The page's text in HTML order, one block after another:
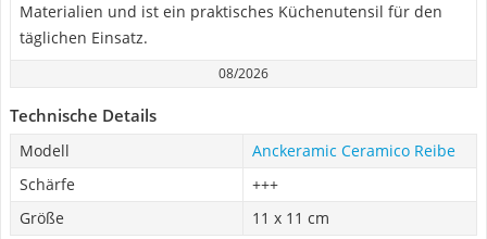
Materialien und ist ein praktisches Küchenutensil für den
täglichen Einsatz.
08/2026
Technische Details
Modell
Anckeramic Ceramico Reibe
Schärfe
+++
Größe
11 x 11 cm